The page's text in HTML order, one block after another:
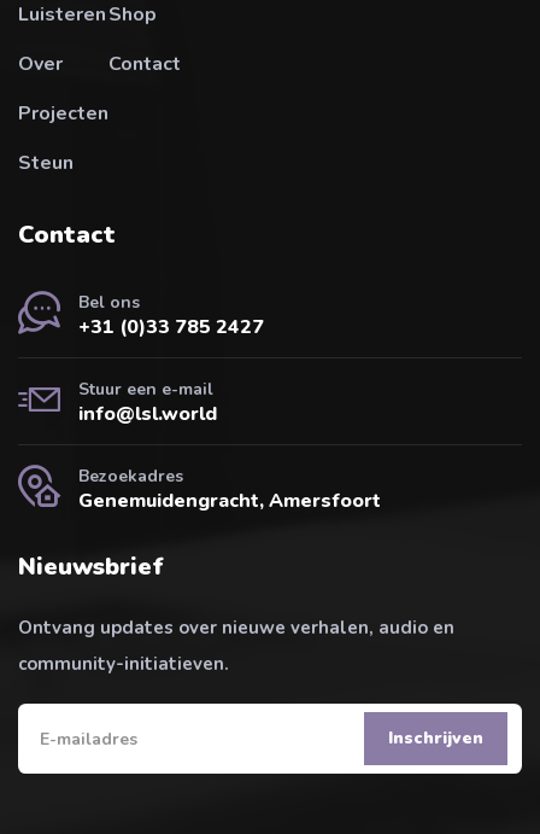
Luisteren
Over
Projecten
Steun
Shop
Contact
Contact
Bel ons
+31 (0)33 785 2427
Stuur een e-mail
info@lsl.world
Bezoekadres
Genemuidengracht, Amersfoort
Nieuwsbrief
Ontvang updates over nieuwe verhalen, audio en
community-initiatieven.
Inschrijven